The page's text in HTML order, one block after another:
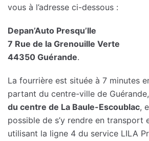
vous à l’adresse ci-dessous :
Depan’Auto Presqu’Ile
7 Rue de la Grenouille Verte
44350 Guérande.
La fourrière est située à 7 minutes
partant du centre-ville de
du centre de La Baule-Escoublac,
possible de s’y rendre en transport
utilisant la ligne 4 du service LILA